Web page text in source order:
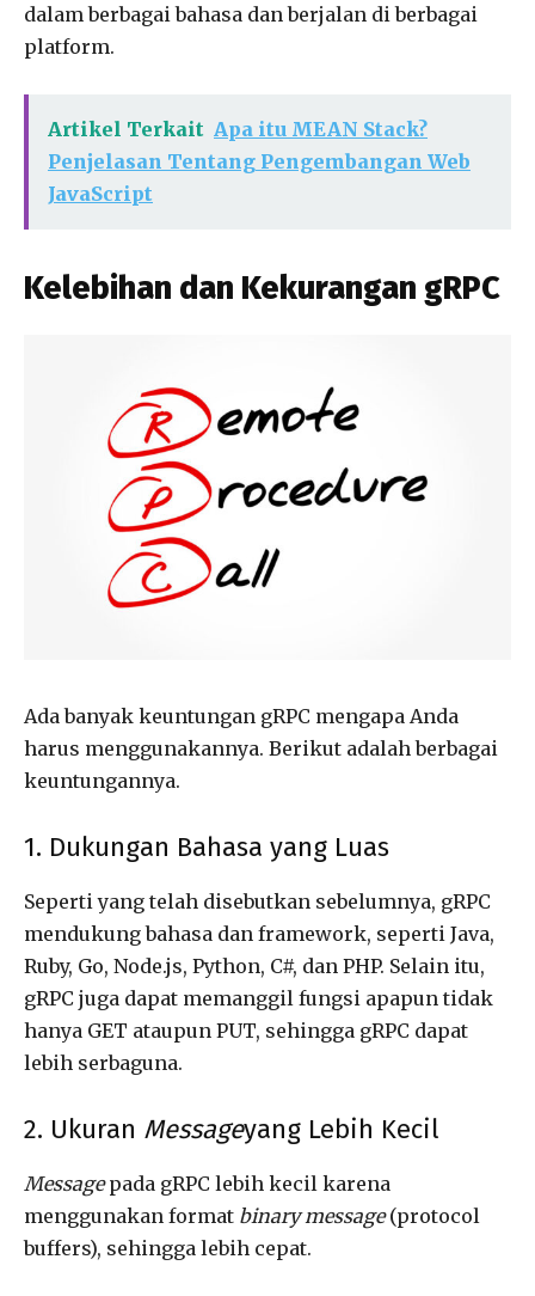
dalam berbagai bahasa dan berjalan di berbagai
platform.
Artikel Terkait Apa itu MEAN Stack?
Penjelasan Tentang Pengembangan Web
JavaScript
Kelebihan dan Kekurangan gRPC
Ada banyak keuntungan gRPC mengapa Anda
harus menggunakannya. Berikut adalah berbagai
keuntungannya.
1. Dukungan Bahasa yang Luas
Seperti yang telah disebutkan sebelumnya, gRPC
mendukung bahasa dan framework, seperti Java,
Ruby, Go, Node.js, Python, C#, dan PHP. Selain itu,
gRPC juga dapat memanggil fungsi apapun tidak
hanya GET ataupun PUT, sehingga gRPC dapat
lebih serbaguna.
2. Ukuran Messageyang Lebih Kecil
Messagepada gRPC lebih kecil karena
menggunakan format binary message(protocol
buffers), sehingga lebih cepat.